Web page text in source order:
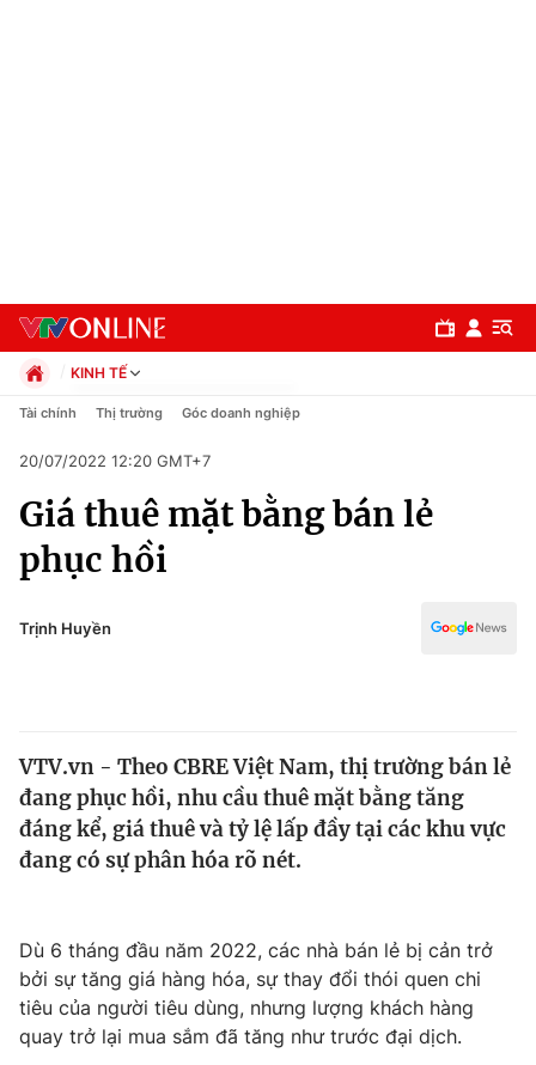
Chuyên mục
Chính trị
Thế giới
Tin tức
Câu chuyện quốc tế
Tài chính
Thị trường
Góc doanh nghiệp
Dữ liệu và đời sống
Truyền hình
KINH TẾ
Chính trị
Pháp luật
Kinh tế
Thể thao
Truyền hình
Y tế
Tài chính Thị trường Góc doanh nghiệp
20/07/2022 12:20 GMT+7
Giá thuê mặt bằng bán lẻ
phục hồi
Trịnh Huyền
VTV.vn - Theo CBRE Việt Nam, thị trường bán lẻ
đang phục hồi, nhu cầu thuê mặt bằng tăng
đáng kể, giá thuê và tỷ lệ lấp đầy tại các khu vực
đang có sự phân hóa rõ nét.
Dù 6 tháng đầu năm 2022, các nhà bán lẻ bị cản trở
bởi sự tăng giá hàng hóa, sự thay đổi thói quen chi
tiêu của người tiêu dùng, nhưng lượng khách hàng
quay trở lại mua sắm đã tăng như trước đại dịch.